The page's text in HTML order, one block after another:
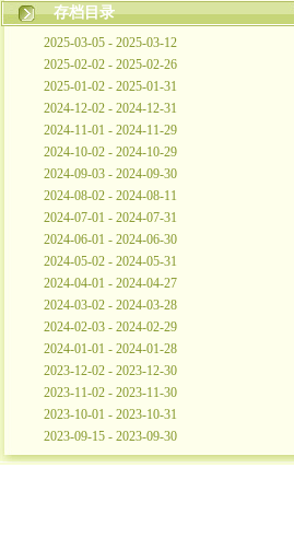
存档目录
2025-03-05 - 2025-03-12
2025-02-02 - 2025-02-26
2025-01-02 - 2025-01-31
2024-12-02 - 2024-12-31
2024-11-01 - 2024-11-29
2024-10-02 - 2024-10-29
2024-09-03 - 2024-09-30
2024-08-02 - 2024-08-11
2024-07-01 - 2024-07-31
2024-06-01 - 2024-06-30
2024-05-02 - 2024-05-31
2024-04-01 - 2024-04-27
2024-03-02 - 2024-03-28
2024-02-03 - 2024-02-29
2024-01-01 - 2024-01-28
2023-12-02 - 2023-12-30
2023-11-02 - 2023-11-30
2023-10-01 - 2023-10-31
2023-09-15 - 2023-09-30